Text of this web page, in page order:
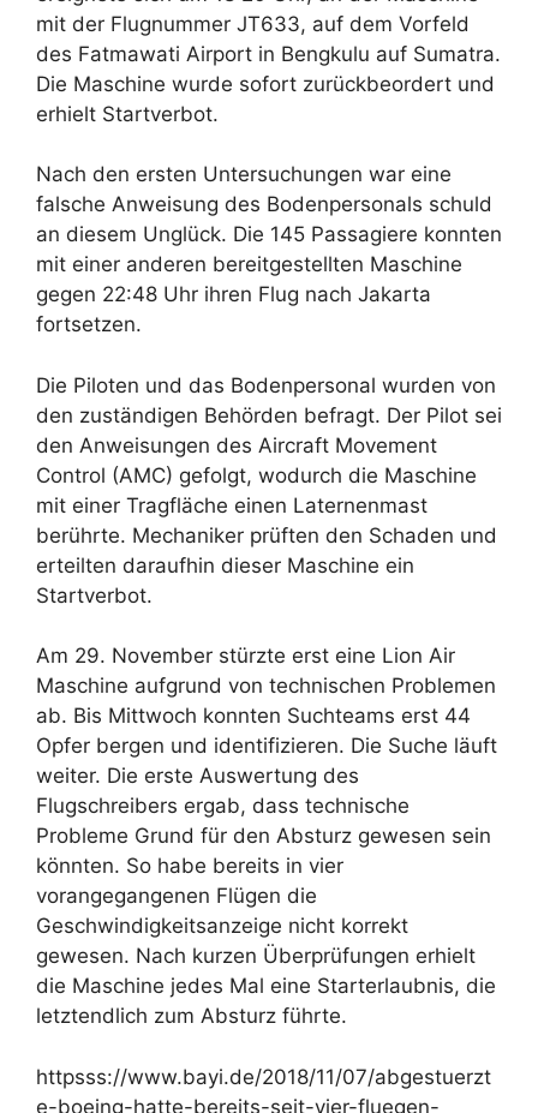
mit der Flugnummer JT633, auf dem Vorfeld
des Fatmawati Airport in Bengkulu auf Sumatra.
Die Maschine wurde sofort zurückbeordert und
erhielt Startverbot.
Nach den ersten Untersuchungen war eine
falsche Anweisung des Bodenpersonals schuld
an diesem Unglück. Die 145 Passagiere konnten
mit einer anderen bereitgestellten Maschine
gegen 22:48 Uhr ihren Flug nach Jakarta
fortsetzen.
Die Piloten und das Bodenpersonal wurden von
den zuständigen Behörden befragt. Der Pilot sei
den Anweisungen des Aircraft Movement
Control (AMC) gefolgt, wodurch die Maschine
mit einer Tragfläche einen Laternenmast
berührte. Mechaniker prüften den Schaden und
erteilten daraufhin dieser Maschine ein
Startverbot.
Am 29. November stürzte erst eine Lion Air
Maschine aufgrund von technischen Problemen
ab. Bis Mittwoch konnten Suchteams erst 44
Opfer bergen und identifizieren. Die Suche läuft
weiter. Die erste Auswertung des
Flugschreibers ergab, dass technische
Probleme Grund für den Absturz gewesen sein
könnten. So habe bereits in vier
vorangegangenen Flügen die
Geschwindigkeitsanzeige nicht korrekt
gewesen. Nach kurzen Überprüfungen erhielt
die Maschine jedes Mal eine Starterlaubnis, die
letztendlich zum Absturz führte.
httpsss://www.bayi.de/2018/11/07/abgestuerzt
e-boeing-hatte-bereits-seit-vier-fluegen-